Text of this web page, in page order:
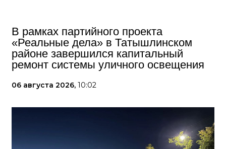
В рамках партийного проекта
«Реальные дела» в Татышлинском
районе завершился капитальный
ремонт системы уличного освещения
06 августа 2026, 10:02